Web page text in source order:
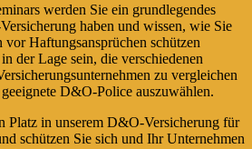
werden Sie ein grundlegendes
haben und wissen, wie Sie
Haftungsansprüchen schützen
der Lage sein, die verschiedenen
zu vergleichen
D&O-Police auszuwählen.
Platz in unserem D&O-Versicherung für
schützen Sie sich und Ihr Unternehmen